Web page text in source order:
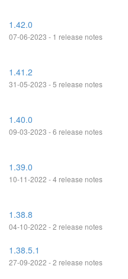
1.42.0
07-06-2023 - 1 release notes
1.41.2
31-05-2023 - 5 release notes
1.40.0
09-03-2023 - 6 release notes
1.39.0
10-11-2022 - 4 release notes
1.38.8
04-10-2022 - 2 release notes
1.38.5.1
27-09-2022 - 2 release notes